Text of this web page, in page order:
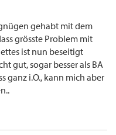
gehabt mit dem
grösste Problem mit
ist nun beseitigt
gut, sogar besser als BA
ganz i.O., kann mich aber